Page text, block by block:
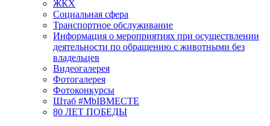
ЖКХ
Социальная сфера
Транспортное обслуживание
Информация о мероприятиях при осуществлении
деятельности по обращению с животными без
владельцев
Видеогалерея
Фотогалерея
Фотоконкурсы
Штаб #MbIBMECTE
80 ЛЕТ ПОБЕДЫ